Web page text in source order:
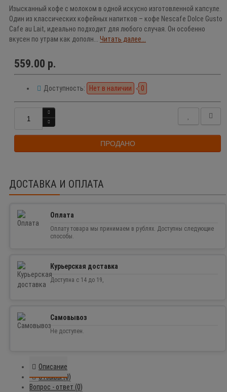
Изысканный кофе с молоком в одной искусно изготовленной капсуле.
Один из классических кофейных напитков – кофе Nescafe Dolce Gusto
Cafe au Lait, идеально подходит для любого случая. Он особенно
вкусен по утрам как дополн... Читать далее...
559.00 р.
Доступность: Нет в наличии 0
ПРОДАНО
ДОСТАВКА И ОПЛАТА
Оплата
Оплату товара мы принимаем в рублях. Доступны следующие
способы.
Курьерская доставка
Доступна с 14 до 19,
Самовывоз
Не доступен.
Описание
Отзывы (0)
Вопрос - ответ (0)